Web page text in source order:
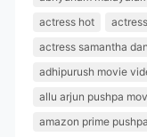
actress hot
actress samantha
adhipurush movie
allu arjun pushpa
amazon prime pushpa